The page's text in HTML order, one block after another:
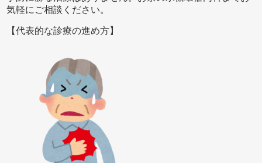
気軽にご相談ください。
【代表的な診療の進め方】